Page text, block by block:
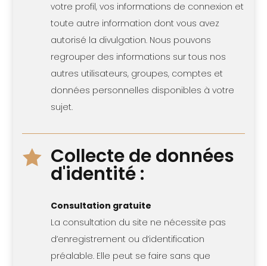
votre profil, vos informations de connexion et
toute autre information dont vous avez
autorisé la divulgation. Nous pouvons
regrouper des informations sur tous nos
autres utilisateurs, groupes, comptes et
données personnelles disponibles à votre
sujet.
 Collecte de données
d'identité :
Consultation gratuite
La consultation du site ne nécessite pas
d’enregistrement ou d’identification
préalable. Elle peut se faire sans que